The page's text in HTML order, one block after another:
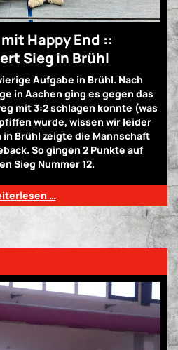
Happy End ::
Sieg in Brühl
Aufgabe in Brühl. Nach
in Aachen ging es gegen das
mit 3:2 schlagen konnte (was
wurde, wissen wir leider
Brühl zeigte die Mannschaft
So gingen 2 Punkte auf
Sieg Nummer 12.
…